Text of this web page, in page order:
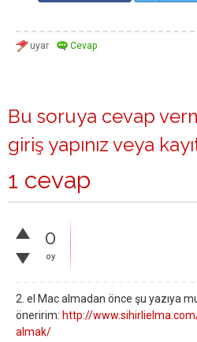
Bu soruya cevap
giriş yapınız veya
1 cevap
0
oy
2. el Mac almadan önce şu yazıya
öneririm: http://
almak/